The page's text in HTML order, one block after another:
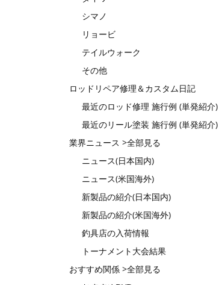
シマノ
リョービ
テイルウォーク
その他
ロッドリペア修理＆カスタム日記
最近のロッド修理 施行例 (単発紹介)
最近のリール塗装 施行例 (単発紹介)
業界ニュース >全部見る
ニュース(日本国内)
ニュース(米国海外)
新製品の紹介(日本国内)
新製品の紹介(米国海外)
釣具店の入荷情報
トーナメント大会結果
おすすめ関係 >全部見る